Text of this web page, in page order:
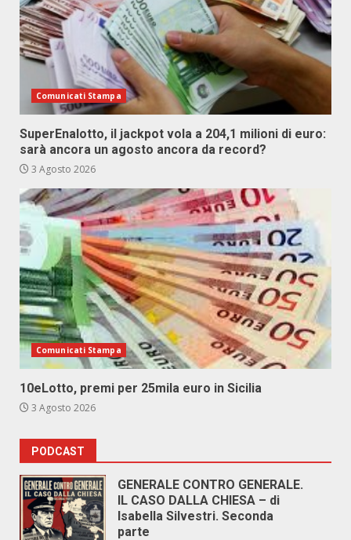
Comunicati Stampa
SuperEnalotto, il jackpot vola a 204,1 milioni di euro:
sarà ancora un agosto ancora da record?
3 Agosto 2026
Comunicati Stampa
10eLotto, premi per 25mila euro in Sicilia
3 Agosto 2026
PODCAST
GENERALE CONTRO GENERALE.
IL CASO DALLA CHIESA – di
Isabella Silvestri. Seconda
parte